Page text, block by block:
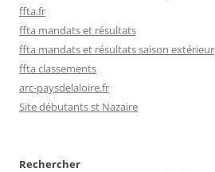
ffta.fr
ffta mandats et résultats
ffta mandats et résultats saison extérieur
ffta classements
arc-paysdelaloire.fr
Site débutants st Nazaire
Rechercher